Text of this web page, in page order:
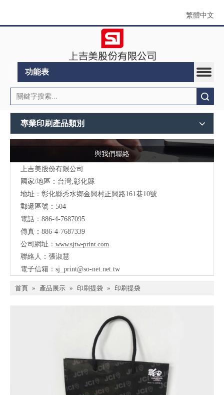
繁體中文
功能表
專業印刷產品類別
與我們聯絡
上吉美股份有限公司
國家/地區：台灣,彰化縣
地址：彰化縣秀水鄉金興村正興路161巷10號
郵遞區號：504
電話：886-4-7687095
傳真：886-4-7687339
公司網址： www.sjtw-print.com
聯絡人：張淑慧
電子信箱： sj_print@so-net.net.tw
首頁 » 產品展示 » 印刷提袋 » 印刷提袋